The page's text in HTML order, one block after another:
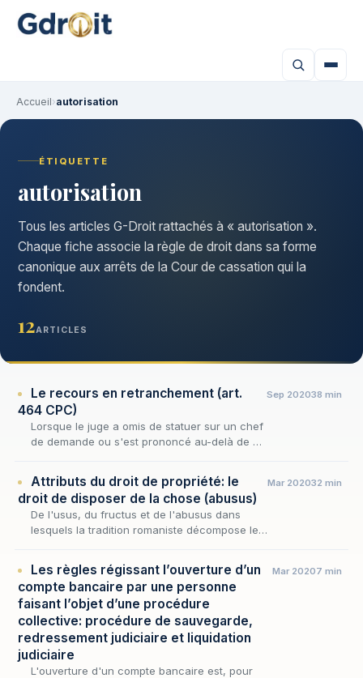
Accueil›autorisation
ÉTIQUETTE
autorisation
Tous les articles G-Droit rattachés à « autorisation ».
Chaque fiche associe la règle de droit dans sa forme
canonique aux arrêts de la Cour de cassation qui la
fondent.
12ARTICLES
Le recours en retranchement (art.
464 CPC)
Lorsque le juge a omis de statuer sur un chef
de demande ou s'est prononcé au-delà de ce
par…
Sep 202038 min
Attributs du droit de propriété: le
droit de disposer de la chose (abusus)
De l'usus, du fructus et de l'abusus dans
lesquels la tradition romaniste décompose le
Mar 202032 min
Les règles régissant l’ouverture d’un
compte bancaire par une personne
faisant l’objet d’une procédure
collective: procédure de sauvegarde,
redressement judiciaire et liquidation
judiciaire
L'ouverture d'un compte bancaire est, pour
Mar 20207 min